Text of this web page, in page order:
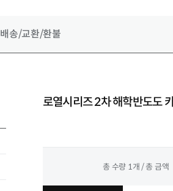
배송/교환/환불
로열시리즈 2차 해학반도도
총 수량 1개 / 총 금액